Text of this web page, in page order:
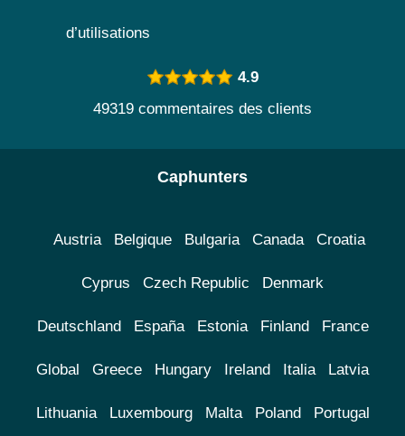
d’utilisations
4.9
49319 commentaires des clients
Caphunters
Austria Belgique Bulgaria Canada Croatia
Cyprus Czech Republic Denmark
Deutschland España Estonia Finland France
Global Greece Hungary Ireland Italia Latvia
Lithuania Luxembourg Malta Poland Portugal